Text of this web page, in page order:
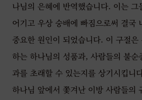
나님의 은혜에 반역했습니다. 이는
어기고 우상 숭배에 빠짐으로써 결국
중요한 원인이 되었습니다. 이 구절
하는 하나님의 성품과, 사람들의 불순
과를 초래할 수 있는지를 상기시킵니
하나님 앞에서 쫓겨난 이방 사람들의